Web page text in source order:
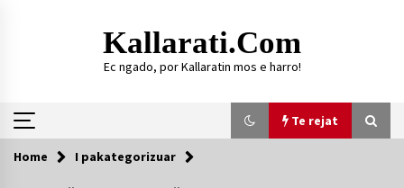
Kallarati.com
Ec ngado, por Kallaratin mos e harro!
Te rejat
Te rejat
Home I pakategorizuar